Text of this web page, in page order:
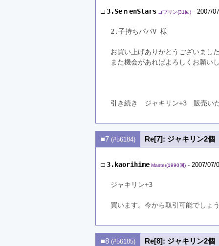
□3.SeｎenStars ゴブリン(31回) - 2007/
2.子持ちパパV 様
お買い上げありがとうございまし
また機会があればよろしくお願い
引き続き　ジャキリン+3　販売い
■7 (#56184) Re[7]: ジャキリン2個
□3.kaorihime Master(1990回) - 2007/07/
ジャキリン+3
買います。今から取引可能でしょ
■8 (#56185) Re[8]: ジャキリン2個